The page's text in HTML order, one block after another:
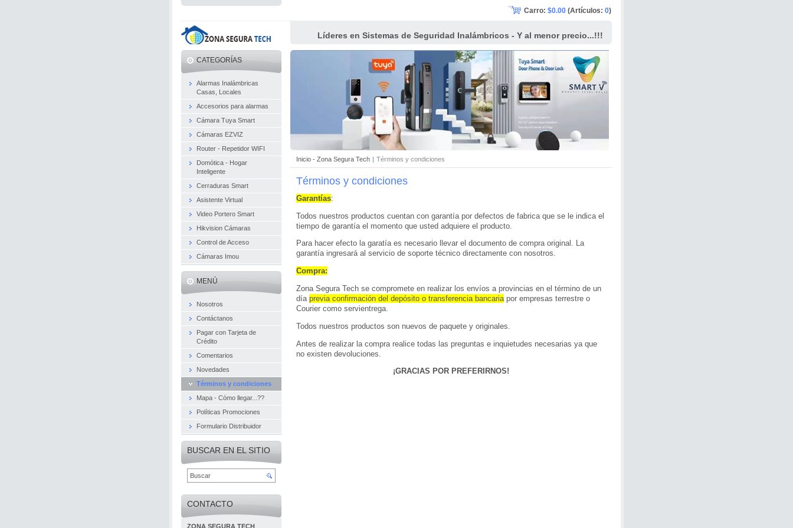
Líderes en Sistemas de Seguridad Inalámbricos - Y al menor precio...!!!
Inicio - Zona Segura Tech | Términos y condiciones
Términos y condiciones
Garantías:
Todos nuestros productos cuentan con garantía por defectos de fabrica que se le indica el
tiempo de garantía el momento que usted adquiere el producto.
Para hacer efecto la garatía es necesario llevar el documento de compra original. La
garantía ingresará al servicio de soporte técnico directamente con nosotros.
Compra:
Zona Segura Tech se compromete en realizar los envíos a provincias en el término de un
día previa confirmación del depósito o transferencia bancariapor empresas terrestre o
Courier como servientrega.
Todos nuestros productos son nuevos de paquete y originales.
Antes de realizar la compra realice todas las preguntas e inquietudes necesarias ya que
no existen devoluciones.
¡GRACIAS POR PREFERIRNOS!
CATEGORÍAS
Alarmas Inalámbricas
Casas, Locales
Accesorios para alarmas
Cámara Tuya Smart
Cámaras EZVIZ
Router - Repetidor WIFI
Domótica - Hogar
Inteligente
Cerraduras Smart
Asistente Virtual
Video Portero Smart
Hikvision Cámaras
Control de Acceso
Cámaras Imou
MENÚ
Nosotros
Contáctanos
Pagar con Tarjeta de
Crédito
Comentarios
Novedades
Términos y condiciones
Mapa - Cómo llegar...??
Políticas Promociones
Formulario Distribuidor
BUSCAR EN EL SITIO
CONTACTO
ZONA SEGURA TECH
Carro: $0.00 (Artículos: 0)